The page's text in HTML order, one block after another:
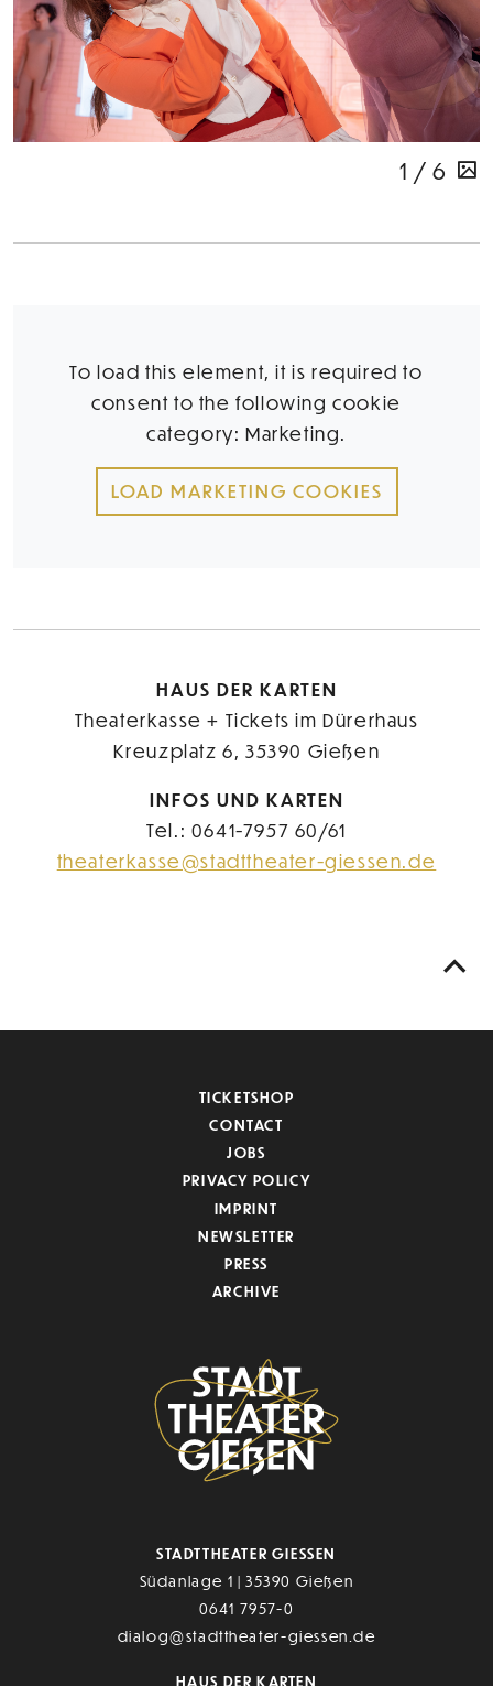
1 / 6
To load this element, it is required to
consent to the following cookie
category: Marketing.
LOAD MARKETING COOKIES
HAUS DER KARTEN
Theaterkasse + Tickets im Dürerhaus
Kreuzplatz 6, 35390 Gießen
INFOS UND KARTEN
Tel.: 0641-7957 60/61
theaterkasse@stadttheater-giessen.de
TICKETSHOP
CONTACT
JOBS
PRIVACY POLICY
IMPRINT
NEWSLETTER
PRESS
ARCHIVE
STADTTHEATER GIESSEN
Südanlage 1 | 35390 Gießen
0641 7957-0
dialog@stadttheater-giessen.de
HAUS DER KARTEN